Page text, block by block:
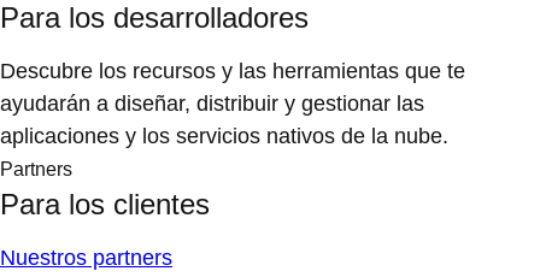
Para los desarrolladores
Descubre los recursos y las herramientas que te
ayudarán a diseñar, distribuir y gestionar las
aplicaciones y los servicios nativos de la nube.
Partners
Para los clientes
Nuestros partners